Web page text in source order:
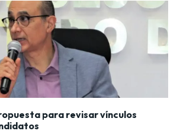
para revisar vínculos